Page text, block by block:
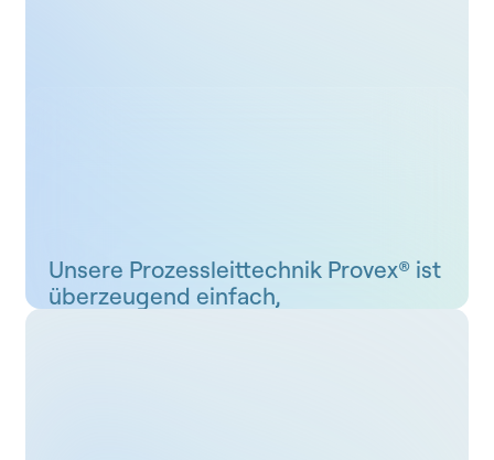
Unsere Prozessleittechnik Provex® ist
überzeugend einfach,